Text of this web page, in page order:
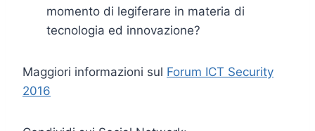
momento di legiferare in materia di
tecnologia ed innovazione?
Maggiori informazioni sul Forum ICT Security
2016